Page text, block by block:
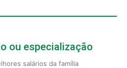
ou especialização
salários da família